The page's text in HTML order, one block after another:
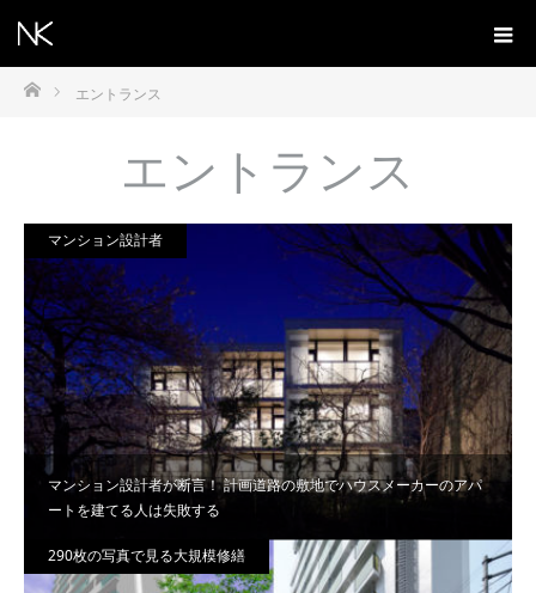
ホームエントランス
エントランス
マンション設計者が断言！ 計画道路の敷地でハウスメーカーのアパ
ートを建てる人は失敗する
マンション設計者
290枚の写真で見る大規模修繕